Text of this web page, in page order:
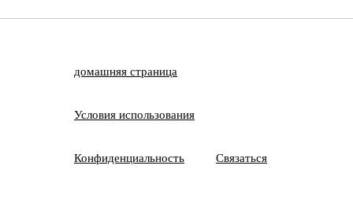
домашняя страница
Условия использования
Конфиденциальность Связаться